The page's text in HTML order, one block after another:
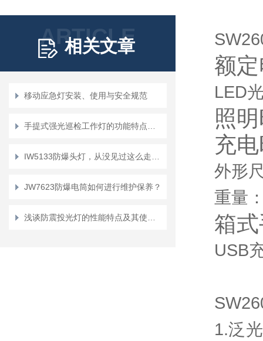
ARTICLE
相关文章
移动应急灯安装、使用与安全规范
JW7623防爆电筒如何进行维护保养？
额
LED
照
充
外形
重量
箱
USB
1.泛